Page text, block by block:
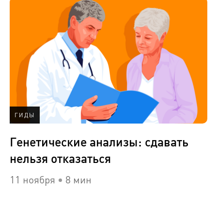
ГИДЫ
Генетические анализы: сдавать
нельзя отказаться
11 ноября 8 мин